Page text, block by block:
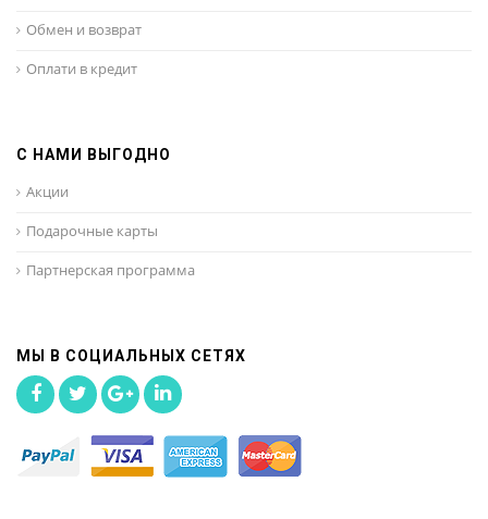
Обмен и возврат
Оплати в кредит
С НАМИ ВЫГОДНО
Акции
Подарочные карты
Партнерская программа
МЫ В СОЦИАЛЬНЫХ СЕТЯХ